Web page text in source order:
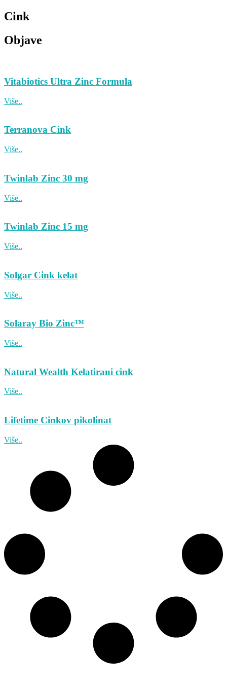
Cink
Objave
Vitabiotics Ultra Zinc Formula
Više..
Terranova Cink
Više..
Twinlab Zinc 30 mg
Više..
Twinlab Zinc 15 mg
Više..
Solgar Cink kelat
Više..
Solaray Bio Zinc™
Više..
Natural Wealth Kelatirani cink
Više..
Lifetime Cinkov pikolinat
Više..